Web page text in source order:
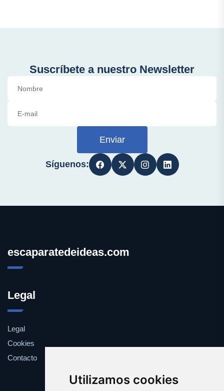
Utilizamos cookies
Suscríbete a nuestro Newsletter
Enviar
Síguenos:
escaparatedeideas.com
Legal
Legal
Cookies
Contacto